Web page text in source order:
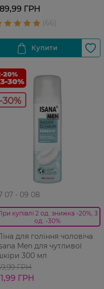
ГРН
-30%
07 - 09 08
купівлі 2 од. знижка -20%, 3
од. -30%
для гоління чоловіча
Men для чутливої
300 мл
ГРН
ГРН